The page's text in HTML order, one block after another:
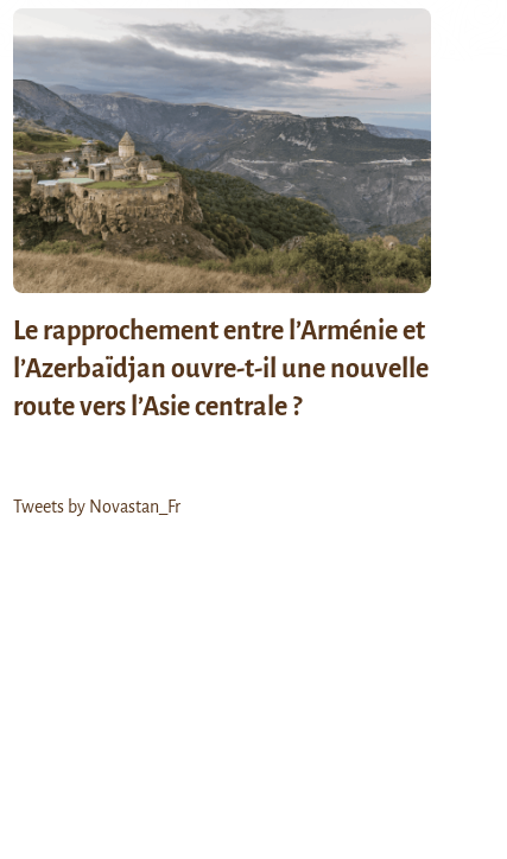
Le rapprochement entre l’Arménie et
l’Azerbaïdjan ouvre-t-il une nouvelle
route vers l’Asie centrale ?
Tweets by Novastan_Fr